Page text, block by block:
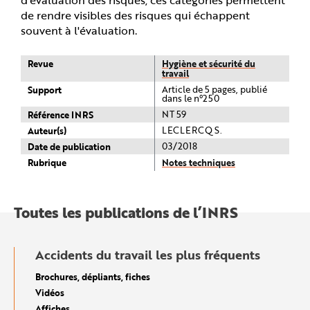
de rendre visibles des risques qui échappent
souvent à l'évaluation.
Revue Hygiène et sécurité du
travail
Support
Article de 5 pages, publié
dans le n°250
Référence INRS NT 59
Auteur(s) LECLERCQ S.
Date de publication 03/2018
Rubrique Notes techniques
Toutes les publications de l’INRS
Accidents du travail les plus fréquents
Brochures, dépliants, fiches
Vidéos